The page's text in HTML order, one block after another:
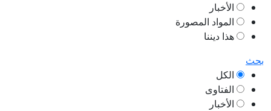
الأخبار
المواد المصورة
هذا ديننا
بحث
الكل
الفتاوى
الأخبار